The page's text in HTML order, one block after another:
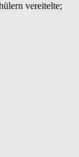
vereitelte;